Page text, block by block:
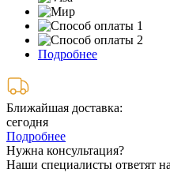
Подробнее
Ближайшая доставка:
сегодня
Подробнее
Нужна консультация?
Наши специалисты ответят